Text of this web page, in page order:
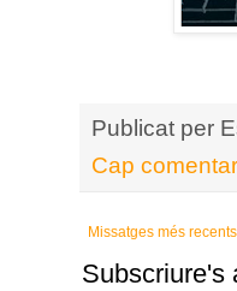
Publicat per
Cap
Missatges més recents
Subscriure's